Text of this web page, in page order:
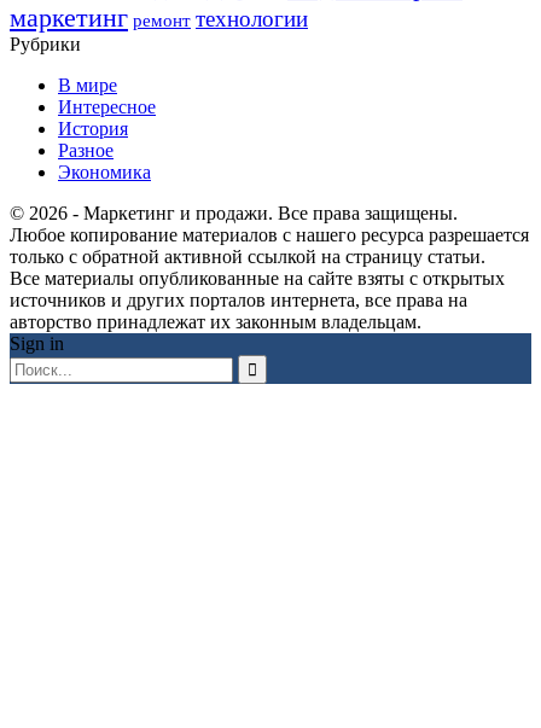
маркетинг ремонт технологии
Рубрики
В мире
Интересное
История
Разное
Экономика
© 2026 - Маркетинг и продажи. Все права защищены.
Любое копирование материалов с нашего ресурса разрешается
только с обратной активной ссылкой на страницу статьи.
Все материалы опубликованные на сайте взяты с открытых
источников и других порталов интернета, все права на
авторство принадлежат их законным владельцам.
Sign in